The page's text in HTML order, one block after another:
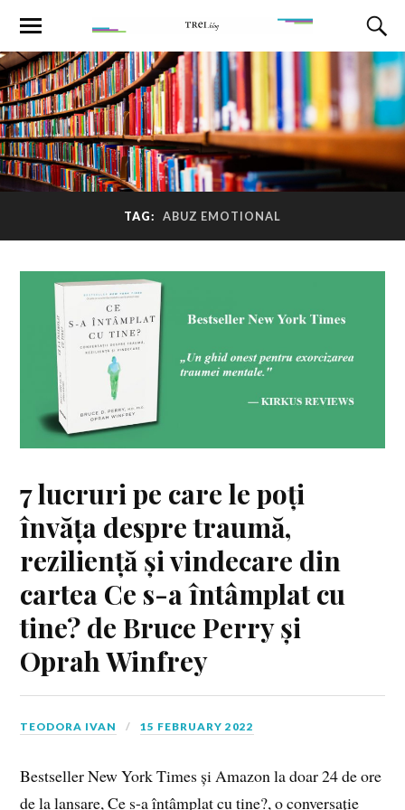
TAG: ABUZ EMOTIONAL
7 lucruri pe care le poți
învăța despre traumă,
reziliență și vindecare din
cartea Ce s-a întâmplat cu
tine? de Bruce Perry și
Oprah Winfrey
TEODORA IVAN 15 FEBRUARY 2022
Bestseller New York Times și Amazon la doar 24 de ore
de la lansare, Ce s-a întâmplat cu tine?, o conversație